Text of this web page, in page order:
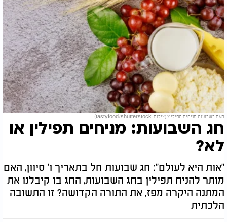
האם בשבועות מניחים תפילין? (צילום: tastyfood/shutterstock)
חג השבועות: מניחים תפילין או
לא?
"אות היא לעולם": חג שבועות חל בתאריך ו' סיוון, האם
מותר להניח תפילין בחג השבועות, החג בו קיבלנו את
המתנה היקרה מפז, את התורה הקדושה? זו התשובה
הלכתית